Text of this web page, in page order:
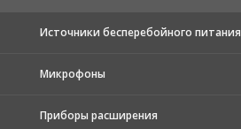
Источники бесперебойного питания
Микрофоны
Приборы расширения